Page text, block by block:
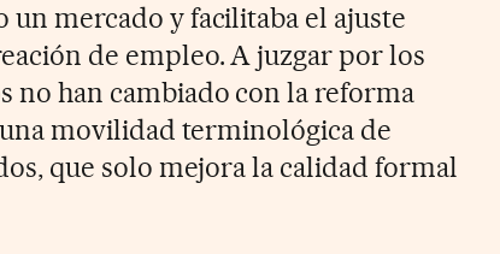
mercado y facilitaba el ajuste
de empleo. A juzgar por los
no han cambiado con la reforma
movilidad terminológica de
que solo mejora la calidad formal